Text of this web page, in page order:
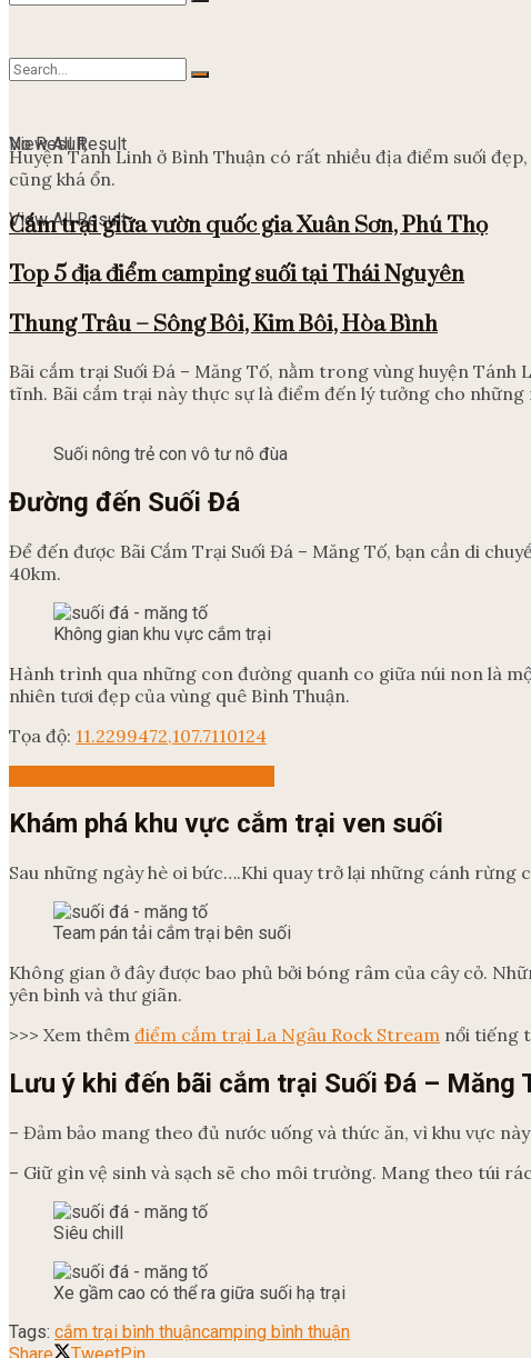
No Result
View All Result
No Result
View All Result
Huyện Tánh Linh ở Bình Thuận có rất nhiều địa điểm suối
cũng khá ổn.
Cắm trại giữa vườn quốc gia Xuân Sơn, Phú Thọ
Top 5 địa điểm camping suối tại Thái Nguyên
Thung Trâu – Sông Bôi, Kim Bôi, Hòa Bình
Bãi cắm trại Suối Đá – Măng Tố, nằm trong vùng huyện
tĩnh. Bãi cắm trại này thực sự là điểm đến lý tưởng cho
Suối nông trẻ con vô tư nô đùa
Đường đến Suối Đá
Để đến được Bãi Cắm Trại Suối Đá – Măng Tố, bạn cần di
40km.
Không gian khu vực cắm trại
Hành trình qua những con đường quanh co giữa núi non là
nhiên tươi đẹp của vùng quê Bình Thuận.
Tọa độ: 11.2299472,107.7110124
Khám phá khu vực cắm trại ven suối
Sau những ngày hè oi bức….Khi quay trở lại những cánh
Team pán tải cắm trại bên suối
Không gian ở đây được bao phủ bởi bóng râm của cây cỏ.
yên bình và thư giãn.
>>> Xem thêm điểm cắm trại La Ngâu Rock Stream nổi tiếng
Lưu ý khi đến bãi cắm trại Suối Đá – Măng
– Đảm bảo mang theo đủ nước uống và thức ăn, vì khu vực
– Giữ gìn vệ sinh và sạch sẽ cho môi trường. Mang theo túi
Siêu chill
Xe gầm cao có thể ra giữa suối hạ trại
Tags: cắm trại bình thuậncamping bình thuận